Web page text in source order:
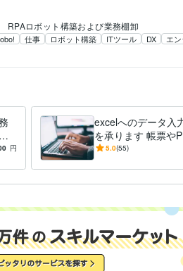
RPAロボット構築および業務棚卸
仕事 ロボット構築 ITツール DX エ
ま
円
excelへのデータ入
を承ります 帳票や
タ等、excelに転記
5.0(55)